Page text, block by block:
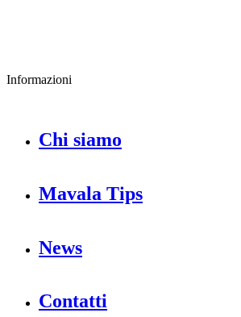
Informazioni
Chi siamo
Mavala Tips
News
Contatti